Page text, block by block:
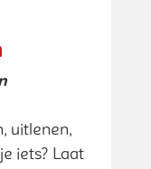
uitlenen,
iets? Laat